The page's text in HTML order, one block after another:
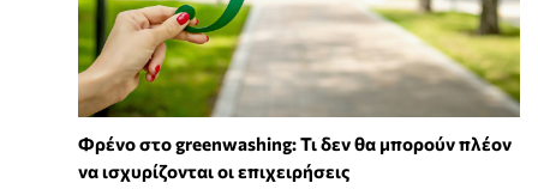
Φρένο στο greenwashing: Τι δεν θα μπορούν πλέον
να ισχυρίζονται οι επιχειρήσεις